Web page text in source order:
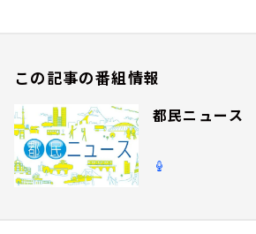
この記事の番組情報
都民ニュース